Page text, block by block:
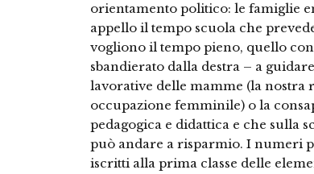
orientamento politico: le famiglie
appello il tempo scuola che
vogliono il tempo pieno, quello con
sbandierato dalla destra – a
lavorative delle mamme (la nostra
occupazione femminile) o la
pedagogica e didattica e che sulla
può andare a risparmio. I numeri
iscritti alla prima classe delle